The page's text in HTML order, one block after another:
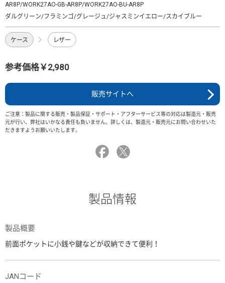
AR8P/WORK27AO-GB-AR8P/WORK27AO-BU-AR8P
ダルグリーン/フラミンゴ/グレージュ/ジャスミンイエロー/スカイブルー
ケース レザー
参考価格￥2,980
販売サイトへ
ご注意：製品に関する販売・製品保証・サポート・アフターサービス等の対応は製造元・販売
元が行い、弊社はいかなる責任も負いません。詳しくは、製造元・販売元にお問い合わせいた
だきますようお願いいたします。
製品情報
製品概要
前面ポケットに小銭や鍵などが収納できて便利！
JANコード